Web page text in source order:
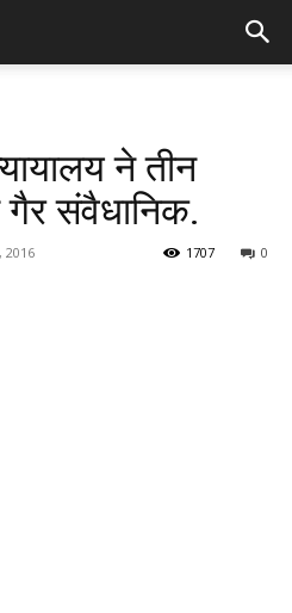
ने तीन
संवैधानिक.
2016 0
1707